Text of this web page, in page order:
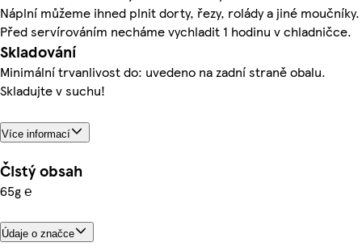
Náplní můžeme ihned plnit dorty, řezy, rolády a jiné moučníky.
Před servírováním necháme vychladit 1 hodinu v chladničce.
Skladování
Minimální trvanlivost do: uvedeno na zadní straně obalu.
Skladujte v suchu!
Více informací
Čistý obsah
65g ℮
Údaje o značce